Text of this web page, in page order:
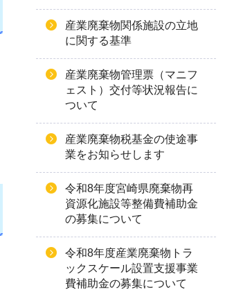
産業廃棄物関係施設の立地
に関する基準
産業廃棄物管理票（マニフ
ェスト）交付等状況報告に
ついて
産業廃棄物税基金の使途事
業をお知らせします
令和8年度宮崎県廃棄物再
資源化施設等整備費補助金
の募集について
令和8年度産業廃棄物トラ
ックスケール設置支援事業
費補助金の募集について